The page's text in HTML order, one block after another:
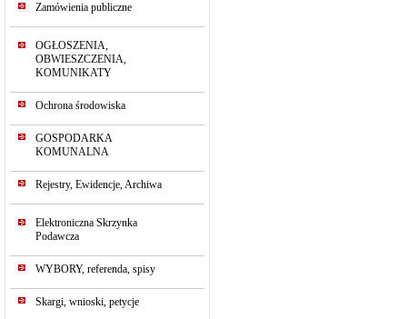
Zamówienia publiczne
OGŁOSZENIA,
OBWIESZCZENIA,
KOMUNIKATY
Ochrona środowiska
GOSPODARKA
KOMUNALNA
Rejestry, Ewidencje, Archiwa
Elektroniczna Skrzynka
Podawcza
WYBORY, referenda, spisy
Skargi, wnioski, petycje